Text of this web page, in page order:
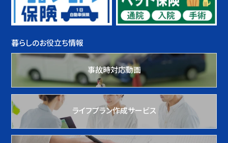
暮らしのお役立ち情報
事故時対応動画
ライフプラン作成サービス